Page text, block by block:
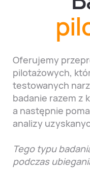
Oferujemy
pilotażowych,
testowanych
badanie razem z
a następnie
analizy
Tego typu
podczas